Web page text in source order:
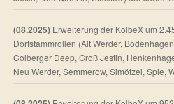
(08.2025) Erweiterung der KolbeX um
Dorfstammrollen (Alt Werder,
Colberger Deep, Groß Jestin,
Neu Werder, Semmerow, Simötzel, Spie,